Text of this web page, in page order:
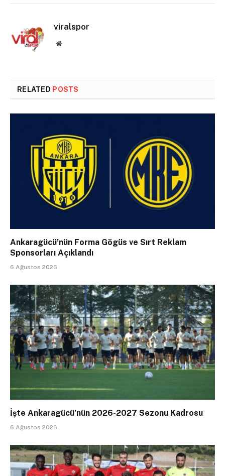
viralspor
Website
RELATED POSTS
Ankaragücü’nün Forma Gögüs ve Sırt Reklam
Sponsorları Açıklandı
6 Ağustos 2026
İşte Ankaragücü’nün 2026-2027 Sezonu Kadrosu
6 Ağustos 2026